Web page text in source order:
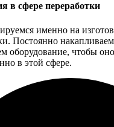
в сфере переработки
именно на
Постоянно
оборудование, чтобы
в этой сфере.